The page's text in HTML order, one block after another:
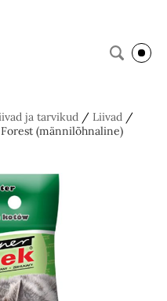
ja tarvikud / Liivad /
(männilõhnaline)